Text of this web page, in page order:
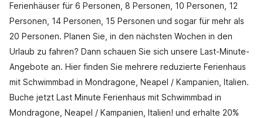
Ferienhäuser für 6 Personen, 8 Personen, 10 Personen, 12
Personen, 14 Personen, 15 Personen und sogar für mehr als
20 Personen. Planen Sie, in den nächsten Wochen in den
Urlaub zu fahren? Dann schauen Sie sich unsere Last-Minute-
Angebote an. Hier finden Sie mehrere reduzierte Ferienhaus
mit Schwimmbad in Mondragone, Neapel / Kampanien, Italien.
Buche jetzt Last Minute Ferienhaus mit Schwimmbad in
Mondragone, Neapel / Kampanien, Italien! und erhalte 20%